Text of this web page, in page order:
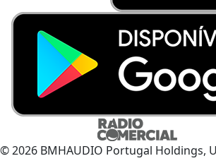
© 2026 BMHAUDIO Portugal Holdings,